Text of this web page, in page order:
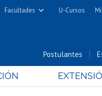
Facultades
Cs. Físicas y Matemáticas
Cs. Químicas y Farmacéuticas
U-Cursos
Postulantes